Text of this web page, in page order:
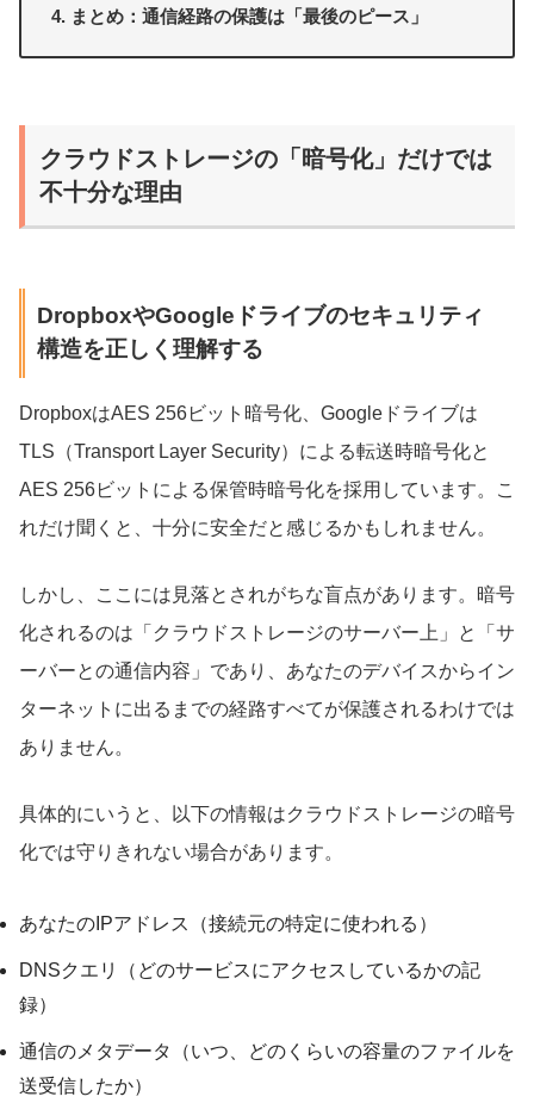
まとめ：通信経路の保護は「最後のピース」
クラウドストレージの「暗号化」だけでは
不十分な理由
DropboxやGoogleドライブのセキュリティ
構造を正しく理解する
DropboxはAES 256ビット暗号化、Googleドライブは
TLS（Transport Layer Security）による転送時暗号化と
AES 256ビットによる保管時暗号化を採用しています。こ
れだけ聞くと、十分に安全だと感じるかもしれません。
しかし、ここには見落とされがちな盲点があります。暗号
化されるのは「クラウドストレージのサーバー上」と「サ
ーバーとの通信内容」であり、あなたのデバイスからイン
ターネットに出るまでの経路すべてが保護されるわけでは
ありません。
具体的にいうと、以下の情報はクラウドストレージの暗号
化では守りきれない場合があります。
あなたのIPアドレス（接続元の特定に使われる）
DNSクエリ（どのサービスにアクセスしているかの記
録）
通信のメタデータ（いつ、どのくらいの容量のファイルを
送受信したか）